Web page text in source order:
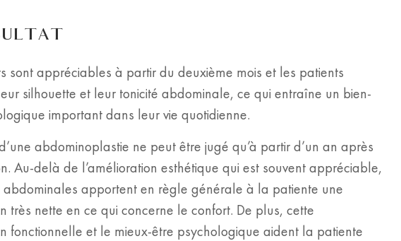
sont appréciables à partir du deuxième mois et les patients
silhouette et leur tonicité abdominale, ce qui entraîne un bien-
important dans leur vie quotidienne.
abdominoplastie ne peut être jugé qu’à partir d’un an après
Au-delà de l’amélioration esthétique qui est souvent appréciable,
abdominales apportent en règle générale à la patiente une
très nette en ce qui concerne le confort. De plus, cette
fonctionnelle et le mieux-être psychologique aident la patiente